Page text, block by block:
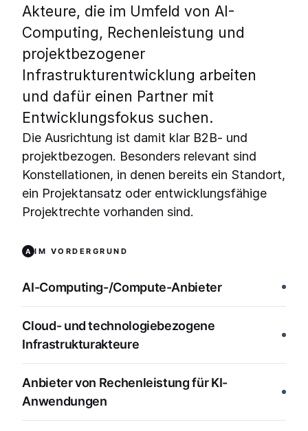
Akteure, die im Umfeld von AI-
Computing, Rechenleistung und
projektbezogener
Infrastrukturentwicklung arbeiten
und dafür einen Partner mit
Entwicklungsfokus suchen.
Die Ausrichtung ist damit klar B2B- und
projektbezogen. Besonders relevant sind
Konstellationen, in denen bereits ein Standort,
ein Projektansatz oder entwicklungsfähige
Projektrechte vorhanden sind.
A IM VORDERGRUND
AI-Computing-/Compute-Anbieter
Cloud- und technologiebezogene
Infrastrukturakteure
Anbieter von Rechenleistung für KI-
Anwendungen